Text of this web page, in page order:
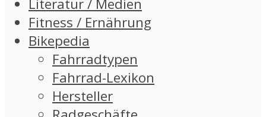
Fitness / Ernährung
Bikepedia
Fahrradtypen
Fahrrad-Lexikon
Hersteller